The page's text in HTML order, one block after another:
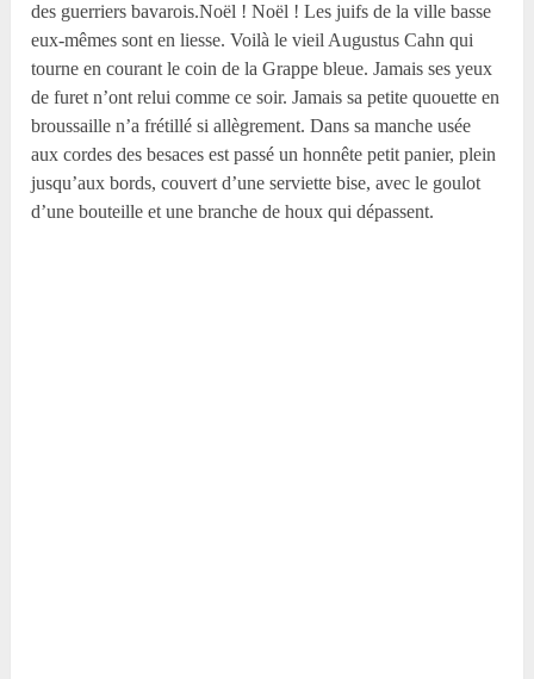
des guerriers bavarois.Noël ! Noël ! Les juifs de la ville basse
eux-mêmes sont en liesse. Voilà le vieil Augustus Cahn qui
tourne en courant le coin de la Grappe bleue. Jamais ses yeux
de furet n’ont relui comme ce soir. Jamais sa petite quouette en
broussaille n’a frétillé si allègrement. Dans sa manche usée
aux cordes des besaces est passé un honnête petit panier, plein
jusqu’aux bords, couvert d’une serviette bise, avec le goulot
d’une bouteille et une branche de houx qui dépassent.